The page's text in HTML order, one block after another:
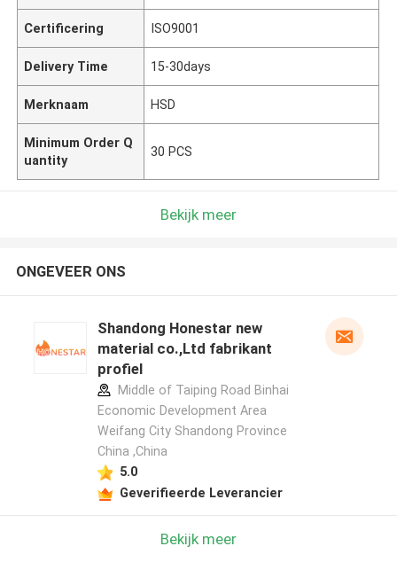
Certificering ISO9001
Delivery Time 15-30days
Merknaam HSD
Minimum Order Q
uantity
30 PCS
Bekijk meer
ONGEVEER ONS
Shandong Honestar new
material co.,Ltd fabrikant
profiel
Middle of Taiping Road Binhai
Economic Development Area
Weifang City Shandong Province
China ,China
5.0
Geverifieerde Leverancier
Bekijk meer